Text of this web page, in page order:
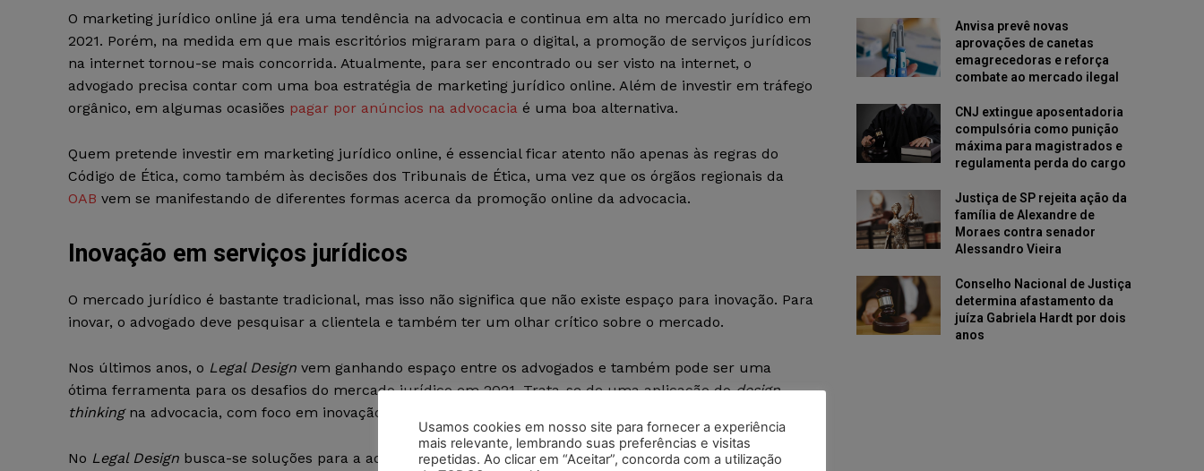
O marketing jurídico online já era uma tendência na advocacia e continua em alta no mercado jurídico em
2021. Porém, na medida em que mais escritórios migraram para o digital, a promoção de serviços jurídicos
na internet tornou-se mais concorrida. Atualmente, para ser encontrado ou ser visto na internet, o
advogado precisa contar com uma boa estratégia de marketing jurídico online. Além de investir em tráfego
orgânico, em algumas ocasiões pagar por anúncios na advocacia é uma boa alternativa.
Quem pretende investir em marketing jurídico online, é essencial ficar atento não apenas às regras do
Código de Ética, como também às decisões dos Tribunais de Ética, uma vez que os órgãos regionais da
OAB vem se manifestando de diferentes formas acerca da promoção online da advocacia.
Inovação em serviços jurídicos
O mercado jurídico é bastante tradicional, mas isso não significa que não existe espaço para inovação. Para
inovar, o advogado deve pesquisar a clientela e também ter um olhar crítico sobre o mercado.
Nos últimos anos, o Legal Design vem ganhando espaço entre os advogados e também pode ser uma
ótima ferramenta para os desafios do mercado jurídico em 2021. Trata-se de uma aplicação dodesign
thinking na advocacia, com foco em inovação.
No Legal Design busca-se soluções para a advocacia tanto olhando para o problema, como também para a
Anvisa prevê novas
aprovações de canetas
emagrecedoras e reforça
combate ao mercado ilegal
CNJ extingue aposentadoria
compulsória como punição
máxima para magistrados e
regulamenta perda do cargo
Justiça de SP rejeita ação da
família de Alexandre de
Moraes contra senador
Alessandro Vieira
Conselho Nacional de Justiça
determina afastamento da
juíza Gabriela Hardt por dois
anos
Usamos cookies em nosso site para fornecer a experiência
mais relevante, lembrando suas preferências e visitas
repetidas. Ao clicar em “Aceitar”, concorda com a utilização